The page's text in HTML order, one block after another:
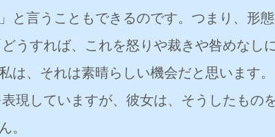
と言うこともできるのです。つまり、形
うすれば、これを怒りや裁きや咎めなし
は、それは素晴らしい機会だと思います
現していますが、彼女は、そうしたもの
。